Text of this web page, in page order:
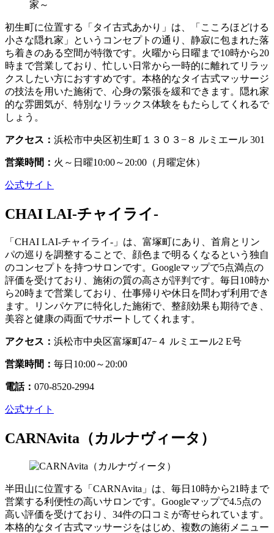
初生町に位置する「タイ古式あかり」は、「こころほどける
小さな隠れ家」というコンセプトの通り、静寂に包まれた落
ち着きのある空間が特徴です。火曜から日曜まで10時から20
時まで営業しており、忙しい日常から一時的に離れてリラッ
クスしたい方におすすめです。本格的なタイ古式マッサージ
の技法を用いた施術で、心身の緊張を緩和できます。隠れ家
的な雰囲気が、特別なリラックス体験をもたらしてくれるで
しょう。
アクセス： 浜松市中央区初生町１３０３−８ ルミエール 301
営業時間： 火～日曜10:00～20:00（月曜定休）
公式サイト
CHAI LAI-チャイライ-
「CHAI LAI-チャイライ-」は、富塚町にあり、首肩とリン
パの巡りを調整することで、顔色まで明るくなるという独自
のコンセプトを持つサロンです。Googleマップで5点満点の
評価を受けており、施術の質の高さが評判です。毎日10時か
ら20時まで営業しており、仕事帰りや休日を問わず利用でき
ます。リンパケアに特化した施術で、整顔効果も期待でき、
美容と健康の両面でサポートしてくれます。
アクセス： 浜松市中央区富塚町47−４ ルミエール2 E号
営業時間： 毎日10:00～20:00
電話： 070-8520-2994
公式サイト
CARNAvita（カルナヴィータ）
半田山に位置する「CARNAvita」は、毎日10時から21時まで
営業する利便性の高いサロンです。Googleマップで4.5点の
高い評価を受けており、34件の口コミが寄せられています。
本格的なタイ古式マッサージをはじめ、複数の施術メニュー